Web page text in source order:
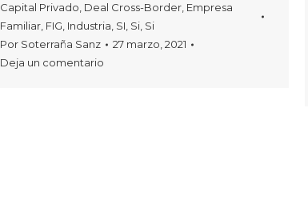
Capital Privado, Deal Cross-Border, Empresa
Familiar, FIG, Industria, SI, Si, Si
Por Soterraña Sanz
27 marzo, 2021
Deja un comentario